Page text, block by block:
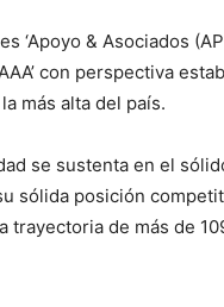
& Asociados
con perspectiva
más alta del país.
se sustenta en el
sólida posición
trayectoria de más de